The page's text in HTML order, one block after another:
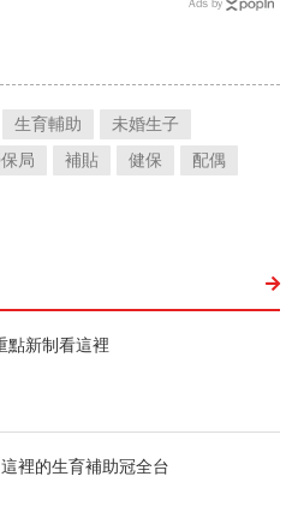
Ads by
生育輔助
未婚生子
局 補貼 健保
配偶
點新制看這裡
裡的生育補助冠全台